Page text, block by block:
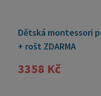
Dětská montessori
+ rošt ZDARMA
3358 Kč